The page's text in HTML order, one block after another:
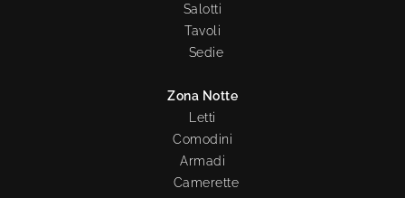
Salotti
Tavoli
Sedie
Zona Notte
Letti
Comodini
Armadi
Camerette